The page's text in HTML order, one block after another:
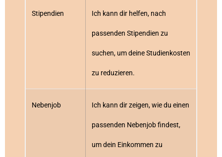
Stipendien Ich kann dir helfen, nach
passenden Stipendien zu
suchen, um deine Studienkosten
zu reduzieren.
Nebenjob Ich kann dir zeigen, wie du einen
passenden Nebenjob findest,
um dein Einkommen zu